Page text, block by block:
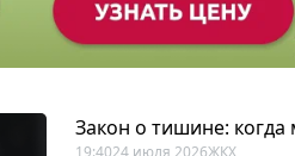
Закон о тишине:
19:4024 июля 2026ЖКХ